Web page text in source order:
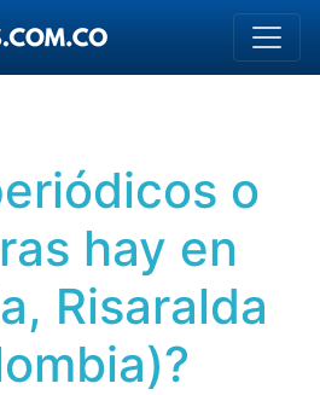
o
hay en
Risaralda